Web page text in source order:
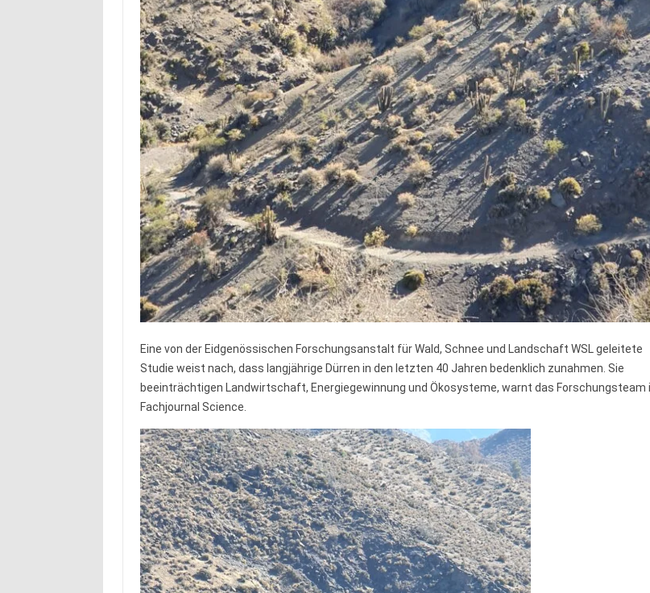
Eine von der Eidgenössischen Forschungsanstalt für Wald, Schnee und Landschaft WSL geleitete
Studie weist nach, dass langjährige Dürren in den letzten 40 Jahren bedenklich zunahmen. Sie
beeinträchtigen Landwirtschaft, Energiegewinnung und Ökosysteme, warnt das Forschungsteam
Fachjournal Science.